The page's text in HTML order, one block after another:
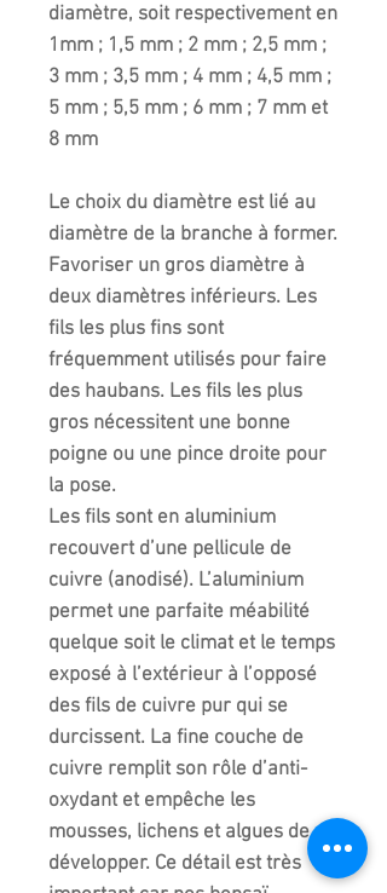
diamètre, soit respectivement en
1mm ; 1,5 mm ; 2 mm ; 2,5 mm ;
3 mm ; 3,5 mm ; 4 mm ; 4,5 mm ;
5 mm ; 5,5 mm ; 6 mm ; 7 mm et
8 mm
Le choix du diamètre est lié au
diamètre de la branche à former.
Favoriser un gros diamètre à
deux diamètres inférieurs. Les
fils les plus fins sont
fréquemment utilisés pour faire
des haubans. Les fils les plus
gros nécessitent une bonne
poigne ou une pince droite pour
la pose.
Les fils sont en aluminium
recouvert d’une pellicule de
cuivre (anodisé). L’aluminium
permet une parfaite méabilité
quelque soit le climat et le temps
exposé à l’extérieur à l’opposé
des fils de cuivre pur qui se
durcissent. La fine couche de
cuivre remplit son rôle d’anti-
oxydant et empêche les
mousses, lichens et algues de se
développer. Ce détail est très